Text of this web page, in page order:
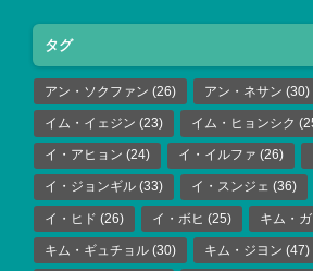
タグ
アン・ソクファン (26) アン・ネサン (30)
イム・イェジン (23) イム・ヒョンシク
イ・アヒョン (24) イ・イルファ (26)
イ・ジョンギル (33) イ・スンジェ (36)
イ・ヒド (26) イ・ボヒ (25) キム・
キム・ギュチョル (30) キム・ジヨン (47)